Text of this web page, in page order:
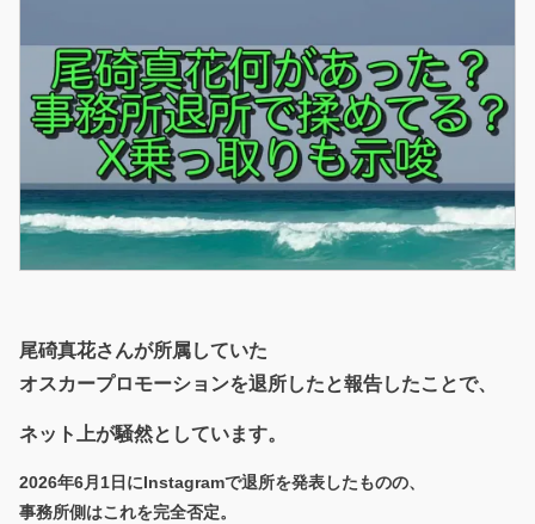
尾碕真花さんが所属していた
オスカープロモーションを退所したと報告したことで、
ネット上が騒然としています。
2026年6月1日にInstagramで退所を発表したものの、
事務所側はこれを完全否定。